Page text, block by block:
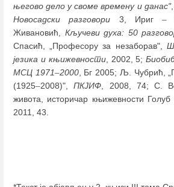
његово дело у своме времену и данас"
Новосадски разговори 3, Ириг –
Живановић, Кључеви духа: 50
Спасић, „Професору за незаборав",
језика и књижевности, 2002, 5;
МСЦ 1971–2000, Бг 2005; Љ. Чубрић,
(1925–2008)",ПКЈИФ , 2008, 74; С.
живота, историчар књижевности
2011, 43.